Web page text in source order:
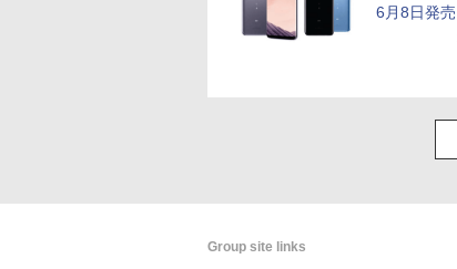
6月8日発売
Group site links